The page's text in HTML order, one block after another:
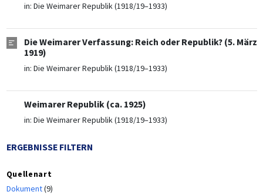
in: Die Weimarer Republik (1918/19–1933)
Die Weimarer Verfassung: Reich oder Republik? (5. März
1919)
in: Die Weimarer Republik (1918/19–1933)
Weimarer Republik (ca. 1925)
in: Die Weimarer Republik (1918/19–1933)
ERGEBNISSE FILTERN
Quellenart
Dokument(9)